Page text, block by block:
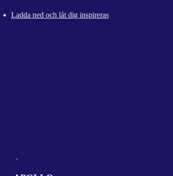
Ladda ned och låt dig inspireras